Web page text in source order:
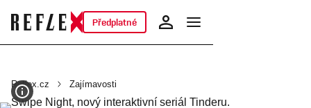
Předplatné
Reflex.cz Zajímavosti